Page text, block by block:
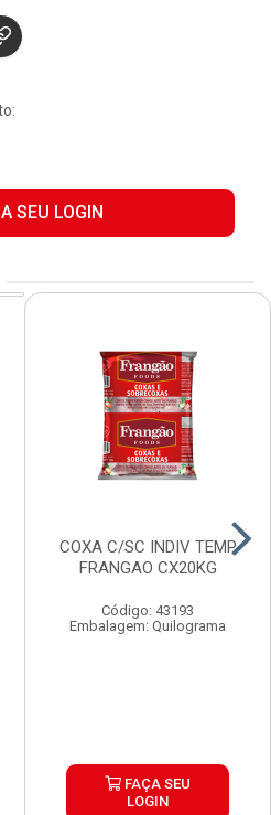
SEU LOGIN
COXA C/SC INDIV TEMP
FRANGAO CX20KG
Código: 43193
Embalagem: Quilograma
FAÇA SEU
LOGIN